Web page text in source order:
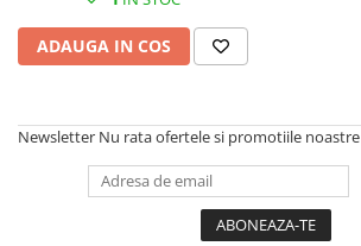
ADAUGA IN COS
Newsletter Nu rata ofertele si promotiile noastre